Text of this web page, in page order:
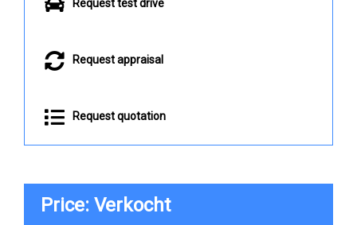
Request test drive
Request appraisal
Request quotation
Price: Verkocht